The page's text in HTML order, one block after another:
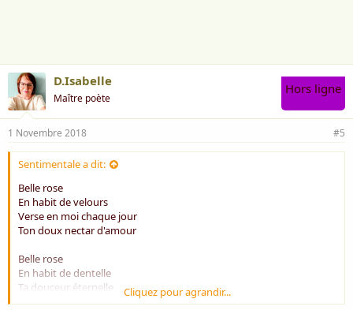
D.Isabelle
Maître poète
Hors ligne
1 Novembre 2018 #5
Sentimentale a dit:
Belle rose
En habit de velours
Verse en moi chaque jour
Ton doux nectar d'amour
Belle rose
En habit de dentelle
Ta douceur éternelle
Dessine des aquarelles
Cliquez pour agrandir...